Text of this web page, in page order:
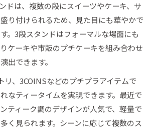
ドは、複数の段にスイーツやケーキ、サ
り付けられるため、見た目にも華やかで
。3段スタンドはフォーマルな場面にも
ケーキや市販のプチケーキを組み合わせ
出できます。
リ、3COINSなどのプチプラアイテムで
なティータイムを実現できます。最近で
ティーク調のデザインが人気で、軽量で
く見られます。シーンに応じて複数のス